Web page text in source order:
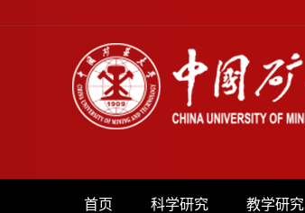
首页 科学研究 教学研究